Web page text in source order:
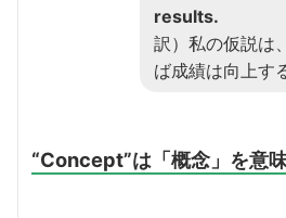
results.
訳）私の仮説は
ば成績は向上す
“Concept”は「概念」を意